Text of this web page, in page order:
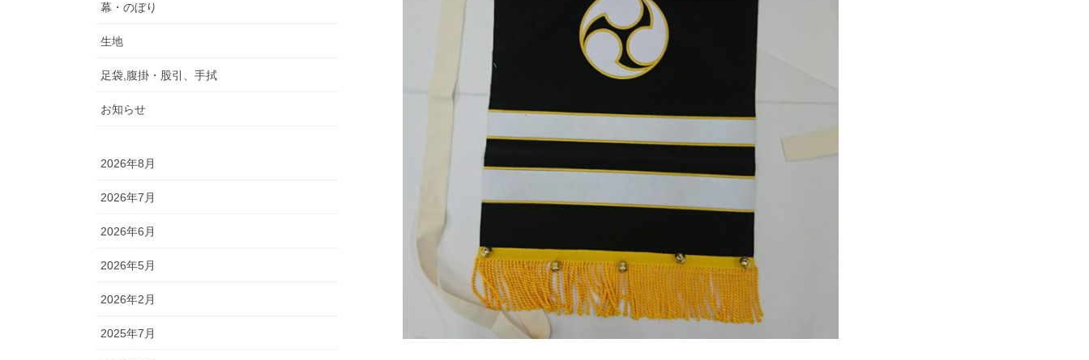
幕・のぼり
生地
足袋,腹掛・股引、手拭
お知らせ
2026年8月
2026年7月
2026年6月
2026年5月
2026年2月
2025年7月